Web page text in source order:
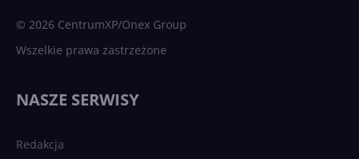
© 2026 CentrumXP/Onex Group
Wszelkie prawa zastrzeżone
NASZE SERWISY
Redakcja